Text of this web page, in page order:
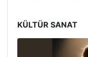
KÜLTÜR SANAT